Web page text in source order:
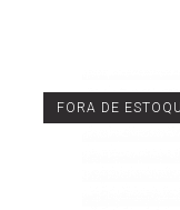
FORA DE